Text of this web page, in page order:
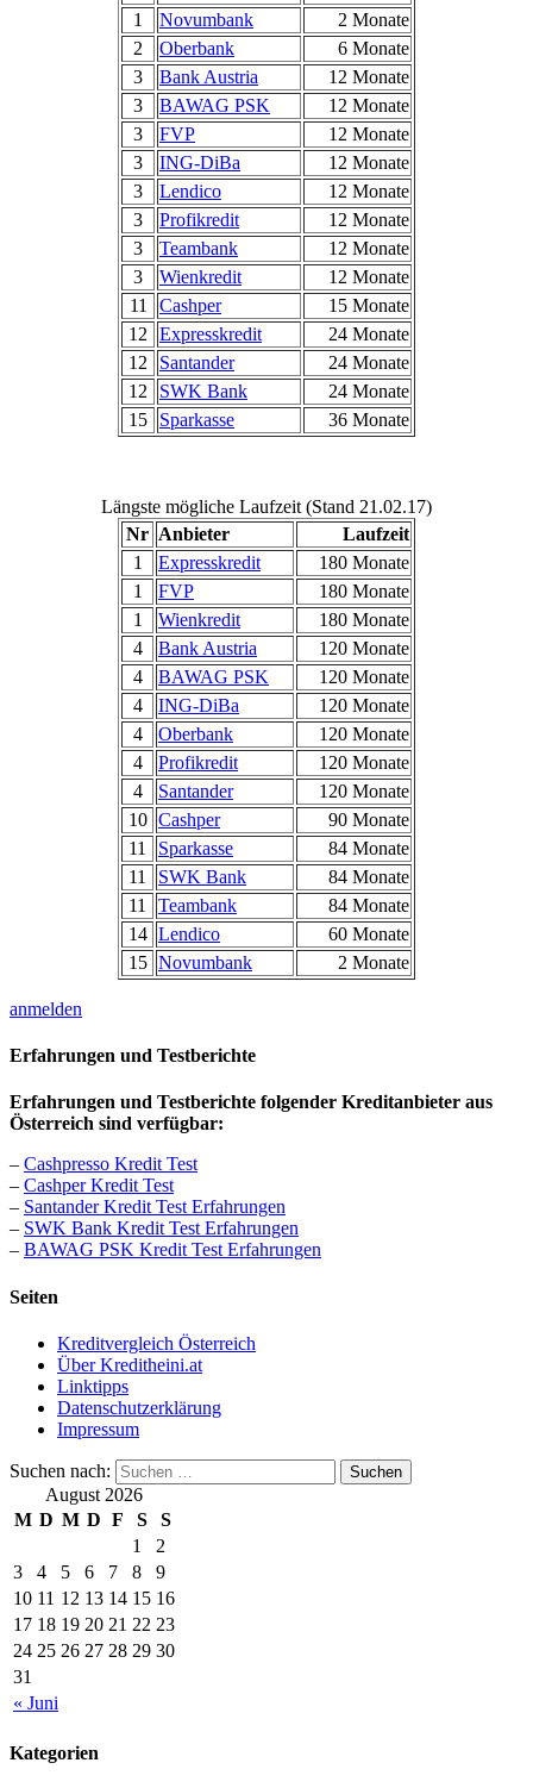
1
Novumbank
2 Monate
2
Oberbank
6 Monate
3
Bank Austria
12 Monate
3
BAWAG PSK
12 Monate
3
FVP
12 Monate
3
ING-DiBa
12 Monate
3
Lendico
12 Monate
3
Profikredit
12 Monate
3
Teambank
12 Monate
3
Wienkredit
12 Monate
11
Cashper
15 Monate
12
Expresskredit
24 Monate
12
Santander
24 Monate
12
SWK Bank
24 Monate
15
Sparkasse 36 Monate
Längste mögliche Laufzeit (Stand 21.02.17)
Nr Anbieter
Laufzeit
1
Expresskredit
180 Monate
1
FVP
180 Monate
1
Wienkredit
180 Monate
4
Bank Austria
120 Monate
4
BAWAG PSK
120 Monate
4
ING-DiBa
120 Monate
4
Oberbank
120 Monate
4
Profikredit
120 Monate
4
Santander
120 Monate
10 Cashper
90 Monate
11
Sparkasse
84 Monate
11
SWK Bank
84 Monate
11
Teambank
84 Monate
14 Lendico
60 Monate
15 Novumbank 2 Monate
anmelden
Erfahrungen und Testberichte
Erfahrungen und Testberichte folgender Kreditanbieter aus
Österreich sind verfügbar:
– Cashpresso Kredit Test
– Cashper Kredit Test
– Santander Kredit Test Erfahrungen
– SWK Bank Kredit Test Erfahrungen
– BAWAG PSK Kredit Test Erfahrungen
Seiten
Kreditvergleich Österreich
Über Kreditheini.at
Linktipps
Datenschutzerklärung
Impressum
Suchen nach:
August 2026
M D M D F S S
« Juni
1
2
3
4 5 6 7 8
9
10 11 12 13 14 15 16
17 18 19 20 21 22 23
24 25 26 27 28 29 30
31
Kategorien